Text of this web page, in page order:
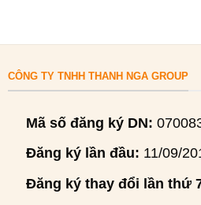
CÔNG TY TNHH THANH NGA GROUP
Mã số đăng ký DN:
Đăng ký lần đầu: 11/09/
Đăng ký thay đổi lần thứ